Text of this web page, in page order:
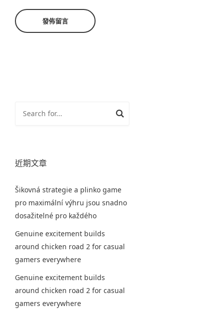
近期文章
Šikovná strategie a plinko game
pro maximální výhru jsou snadno
dosažitelné pro každého
Genuine excitement builds
around chicken road 2 for casual
gamers everywhere
Genuine excitement builds
around chicken road 2 for casual
gamers everywhere